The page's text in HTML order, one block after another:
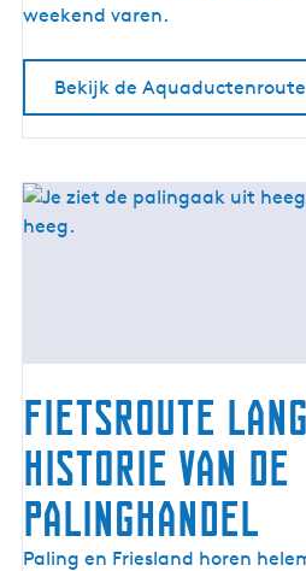
r
weekend varen.
Bekijk de Aquaductenroute
Fietsroute
historie van de
palinghandel
F
Paling en Friesland horen